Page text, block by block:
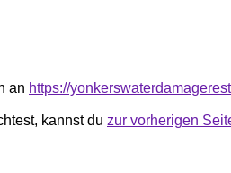
an https://
kannst du zur vorherigen